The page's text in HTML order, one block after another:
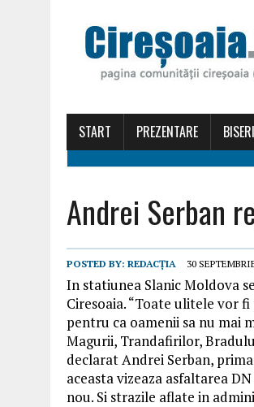
START PREZENTARE
Andrei Serban
POSTED BY: REDACȚIA 30
In statiunea Slanic Moldova
Ciresoaia. “Toate ulitele vor
pentru ca oamenii sa nu mai
Magurii, Trandafirilor,
declarat Andrei Serban,
aceasta vizeaza asfaltarea
nou. Si strazile aflate in